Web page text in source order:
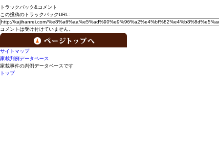
トラックバック&コメント
この投稿のトラックバックURL:
コメントは受け付けていません。
サイトマップ
家裁判例データベース
家裁事件の判例データベースです
トップ